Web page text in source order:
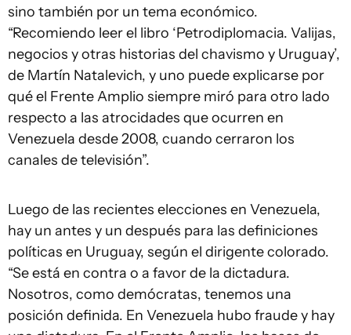
sino también por un tema económico.
“Recomiendo leer el libro ‘Petrodiplomacia. Valijas,
negocios y otras historias del chavismo y Uruguay’,
de Martín Natalevich, y uno puede explicarse por
qué el Frente Amplio siempre miró para otro lado
respecto a las atrocidades que ocurren en
Venezuela desde 2008, cuando cerraron los
canales de televisión”.
Luego de las recientes elecciones en Venezuela,
hay un antes y un después para las definiciones
políticas en Uruguay, según el dirigente colorado.
“Se está en contra o a favor de la dictadura.
Nosotros, como demócratas, tenemos una
posición definida. En Venezuela hubo fraude y hay